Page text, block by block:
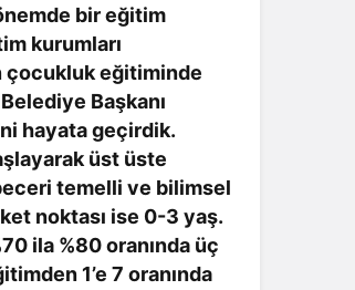
bir eğitim
kurumları
çocukluk eğitiminde
Başkanı
hayata geçirdik.
üst üste
temelli ve bilimsel
noktası ise 0-3 yaş.
ila %80 oranında üç
1’e 7 oranında